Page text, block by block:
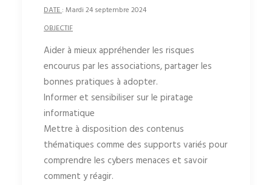
DATE: Mardi 24 septembre 2024
OBJECTIF
Aider à mieux appréhender les risques
encourus par les associations, partager les
bonnes pratiques à adopter.
Informer et sensibiliser sur le piratage
informatique
Mettre à disposition des contenus
thématiques comme des supports variés pour
comprendre les cybers menaces et savoir
comment y réagir.